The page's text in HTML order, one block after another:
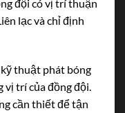
đội có vị trí thuận
lạc và chỉ định
thuật phát bóng
vị trí của đồng đội.
cần thiết để tận